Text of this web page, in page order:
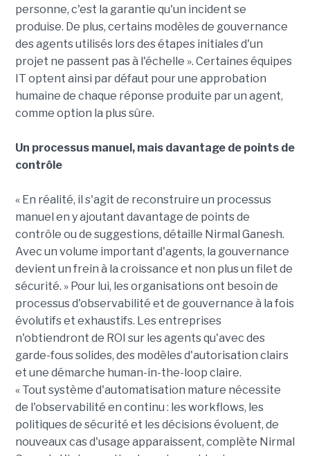
personne, c'est la garantie qu'un incident se
produise. De plus, certains modèles de gouvernance
des agents utilisés lors des étapes initiales d'un
projet ne passent pas à l'échelle ». Certaines équipes
IT optent ainsi par défaut pour une approbation
humaine de chaque réponse produite par un agent,
comme option la plus sûre.
Un processus manuel, mais davantage de points de
contrôle
« En réalité, il s'agit de reconstruire un processus
manuel en y ajoutant davantage de points de
contrôle ou de suggestions, détaille Nirmal Ganesh.
Avec un volume important d'agents, la gouvernance
devient un frein à la croissance et non plus un filet de
sécurité. » Pour lui, les organisations ont besoin de
processus d'observabilité et de gouvernance à la fois
évolutifs et exhaustifs. Les entreprises
n'obtiendront de ROI sur les agents qu'avec des
garde-fous solides, des modèles d'autorisation clairs
et une démarche human-in-the-loop claire.
« Tout système d'automatisation mature nécessite
de l'observabilité en continu : les workflows, les
politiques de sécurité et les décisions évoluent, de
nouveaux cas d'usage apparaissent, complète Nirmal